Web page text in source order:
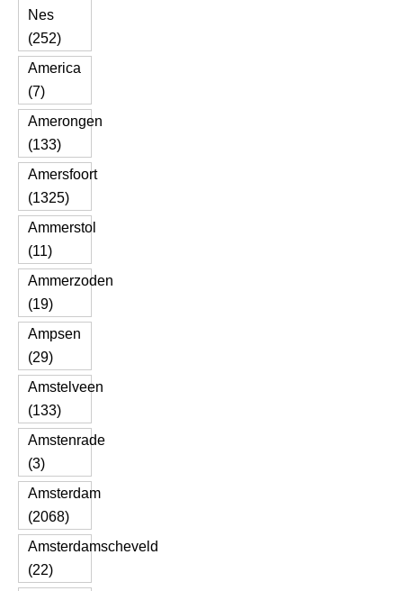
Nes
(252)
America
(7)
Amerongen
(133)
Amersfoort
(1325)
Ammerstol
(11)
Ammerzoden
(19)
Ampsen
(29)
Amstelveen
(133)
Amstenrade
(3)
Amsterdam
(2068)
Amsterdamscheveld
(22)